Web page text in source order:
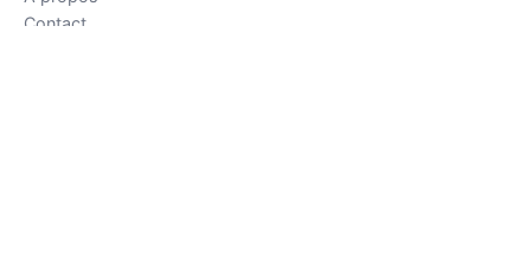
Contact